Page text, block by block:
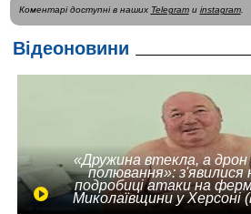
Коментарі доступні в наших Telegramи instagram.
Відеоновини
«Дружина втекла, а дрон
полювання»: з'явилися
подробиці атаки на
Миколаївщини у Херсоні